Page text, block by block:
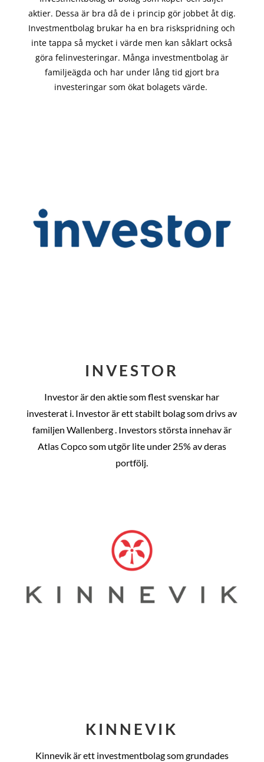
aktier. Dessa är bra då de i princip görjobbet åt dig.
Investmentbolag brukar ha en bra riskspridning och
inte tappa så mycket i värde men kan såklart också
göra felinvesteringar. Många investmentbolag är
familjeägda och har under lång tid gjort bra
investeringar som ökat bolagets värde.
INVESTOR
Investor är den aktie som flest svenskar har
investerat i. Investor är ett stabilt bolag som drivs av
familjen Wallenberg . Investors största innehav är
Atlas Copco som utgör lite under 25% av deras
portfölj.
KINNEVIK
Kinnevik är ett investmentbolag som grundades